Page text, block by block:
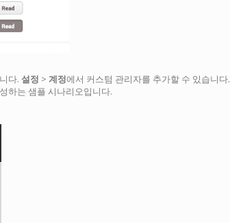
다. 설정 > 계정에서 커스텀 관리자를 추가할 수 있습니다.
하는 샘플 시나리오입니다.